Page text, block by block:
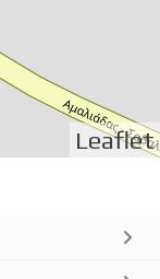
Leaflet